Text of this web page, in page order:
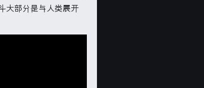
大部分是与人类展开